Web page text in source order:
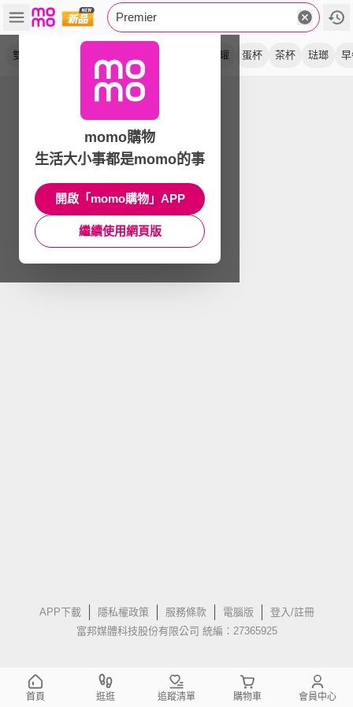
Premier
雙柄 收納罐 蛋杯 茶杯 琺瑯
APP下載 隱私權政策 服務條款 電腦版
登入/註冊
富邦媒體科技股份有限公司 統編：27365925
momo購物
生活大小事都是momo的事
開啟「momo購物」APP
繼續使用網頁版
首頁 逛逛 追蹤清單 購物車 會員中心